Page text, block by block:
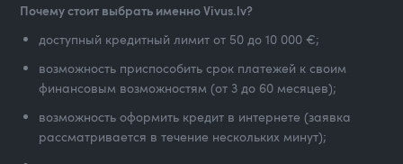
Почему стоит выбрать именно Vivus.lv?
доступный кредитный лимит от 50 до 10 000 €;
возможность приспособить срок платежей к своим
финансовым возможностям (от 3 до 60 месяцев);
возможность оформить кредит в интернете (заявка
рассматривается в течение нескольких минут);